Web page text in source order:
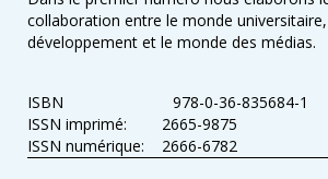
collaboration entre le monde
développement et le monde des médias.
ISBN 978-0-36-835684-1
ISSN imprimé: 2665-9875
ISSN numérique: 2666-6782